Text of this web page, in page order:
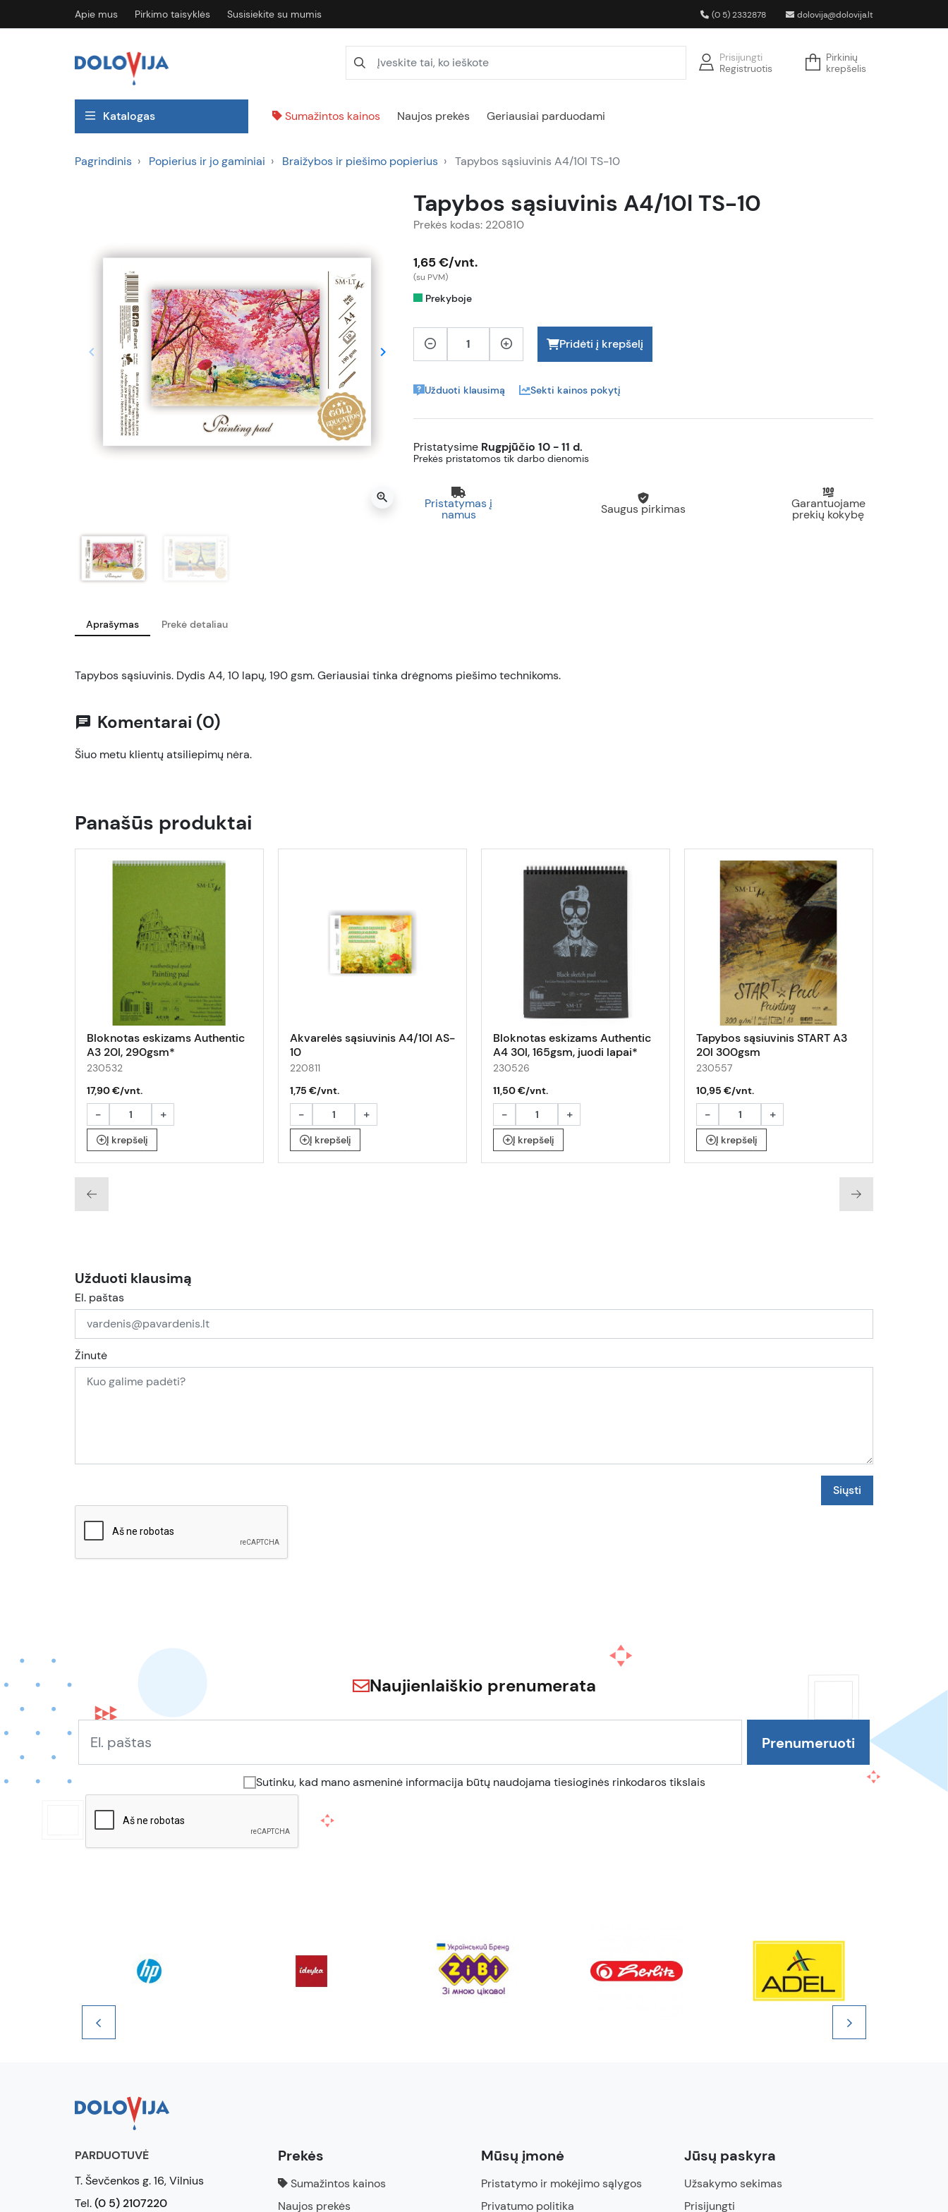
Apie mus Pirkimo taisyklės Susisiekite su mumis (0 5) 2332878 dolovija@dolovija.lt
Prisijungti
Registruotis
Pirkinių
krepšelis
Katalogas Sumažintos kainos Naujos prekės Geriausiai parduodami
Pagrindinis Popierius ir jo gaminiai Braižybos ir piešimo popierius Tapybos sąsiuvinis A4/10l TS-10
Ankstesnis
keyboard_arrow_left Tęsti
keyboard_arrow_right
zoom_in
Tapybos sąsiuvinis A4/10l TS-10
Prekės kodas: 220810
1,65 €/vnt.
(su PVM)
Prekyboje
Pridėti į krepšelį
Užduoti klausimą Sekti kainos pokytį
Pristatysime Rugpjūčio 10 - 11 d.
Prekės pristatomos tik darbo dienomis
Pristatymas į
namus Saugus pirkimas Garantuojame
prekių kokybę
Aprašymas Prekė detaliau
Tapybos sąsiuvinis. Dydis A4, 10 lapų, 190 gsm. Geriausiai tinka drėgnoms piešimo technikoms.
chat Komentarai (0)
Šiuo metu klientų atsiliepimų nėra.
Panašūs produktai
Bloknotas eskizams Authentic
A3 20l, 290gsm*
230532
17,90 €/vnt.
- +
Į krepšelį
Akvarelės sąsiuvinis A4/10l AS-
10
220811
1,75 €/vnt.
- +
Į krepšelį
Bloknotas eskizams Authentic
A4 30l, 165gsm, juodi lapai*
230526
11,50 €/vnt.
- +
Į krepšelį
Tapybos sąsiuvinis START A3
20l 300gsm
230557
10,95 €/vnt.
- +
Į krepšelį
Užduoti klausimą
El. paštas
Žinutė
Naujienlaiškio prenumerata
Sutinku, kad mano asmeninė informacija būtų naudojama tiesioginės rinkodaros tikslais
PARDUOTUVĖ
T. Ševčenkos g. 16, Vilnius
Tel.(0 5) 2107220
Prekės
Sumažintos kainos
Naujos prekės
Mūsų įmonė
Pristatymo ir mokėjimo sąlygos
Privatumo politika
Jūsų paskyra
Užsakymo sekimas
Prisijungti